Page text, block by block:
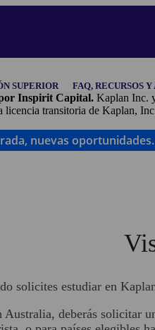
SUPERIOR FAQ, RECURSOS Y
Inspirit Capital. Kaplan Inc.
transitoria de Kaplan,
nuevas
solicites estudiar en
Australia, deberás solicitar